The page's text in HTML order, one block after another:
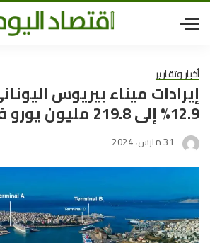
أخبار وتقارير
إيرادات ميناء بيريوس
12.9% إلى 219.8 مليون يورو في 2023
31 مارس، 2024